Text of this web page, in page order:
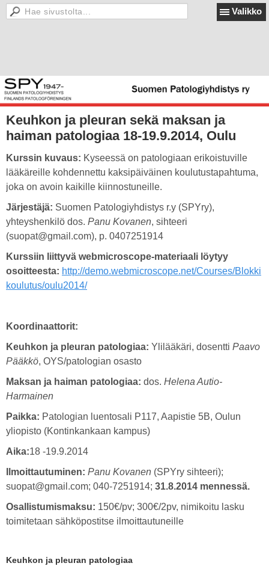
Valikko
Keuhkon ja pleuran sekä maksan ja
haiman patologiaa 18-19.9.2014, Oulu
Kurssin kuvaus: Kyseessä on patologiaan erikoistuville
lääkäreille kohdennettu kaksipäiväinen koulutustapahtuma,
joka on avoin kaikille kiinnostuneille.
Järjestäjä: Suomen Patologiyhdistys r.y (SPYry),
yhteyshenkilö dos. Panu Kovanen, sihteeri
(suopat@gmail.com), p. 0407251914
Kurssiin liittyvä webmicroscope-materiaali löytyy
osoitteesta: http://demo.webmicroscope.net/Courses/Blokki
koulutus/oulu2014/
Koordinaattorit:
Keuhkon ja pleuran patologiaa: Ylilääkäri, dosentti Paavo
Pääkkö, OYS/patologian osasto
Maksan ja haiman patologiaa: dos. Helena Autio-
Harmainen
Paikka: Patologian luentosali P117, Aapistie 5B, Oulun
yliopisto (Kontinkankaan kampus)
Aika:18 -19.9.2014
Ilmoittautuminen: Panu Kovanen (SPYry sihteeri);
suopat@gmail.com; 040-7251914; 31.8.2014 mennessä.
Osallistumismaksu: 150€/pv; 300€/2pv, nimikoitu lasku
toimitetaan sähköpostitse ilmoittautuneille
Keuhkon ja pleuran patologiaa